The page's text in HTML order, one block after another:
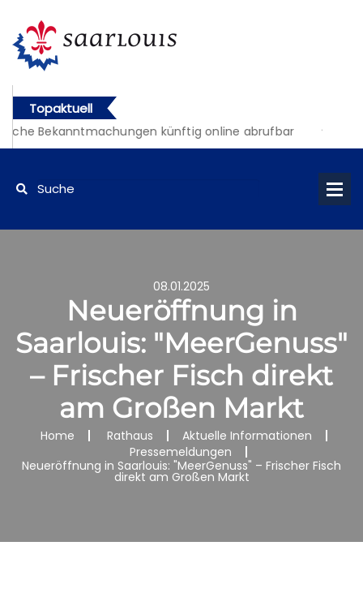
Topaktuell
Bekanntmachungen künftig online abrufbar
08.01.2025
Neueröffnung in
Saarlouis: "MeerGenuss"
– Frischer Fisch direkt
am Großen Markt
Home Rathaus
Aktuelle Informationen
Pressemeldungen
Neueröffnung in Saarlouis: "MeerGenuss" – Frischer Fisch
direkt am Großen Markt